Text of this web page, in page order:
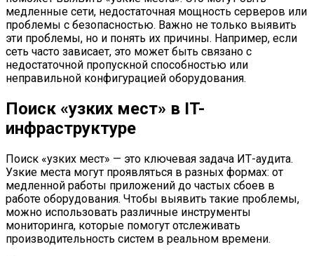
медленные сети, недостаточная мощность серверов или
проблемы с безопасностью. Важно не только выявить
эти проблемы, но и понять их причины. Например, если
сеть часто зависает, это может быть связано с
недостаточной пропускной способностью или
неправильной конфигурацией оборудования.
Поиск «узких мест» в IT-
инфраструктуре
Поиск «узких мест» — это ключевая задача ИТ-аудита.
Узкие места могут проявляться в разных формах: от
медленной работы приложений до частых сбоев в
работе оборудования. Чтобы выявить такие проблемы,
можно использовать различные инструменты
мониторинга, которые помогут отслеживать
производительность систем в реальном времени.